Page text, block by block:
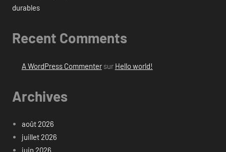
durables
Recent Comments
A WordPress Commentersur Hello world!
Archives
août 2026
juillet 2026
juin 2026